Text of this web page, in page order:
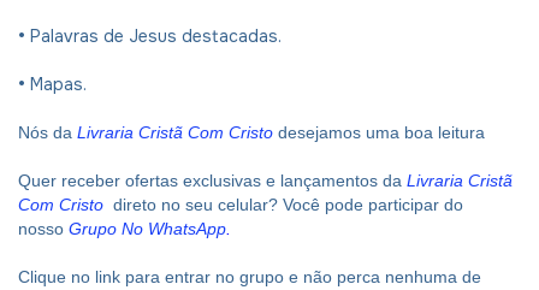
• Palavras de Jesus destacadas.
• Mapas.
Nós da Livraria Cristã Com Cristo desejamos uma boa leitura
Quer receber ofertas exclusivas e lançamentos da Livraria Cristã
Com Cristo direto no seu celular? Você pode participar do
nosso Grupo No WhatsApp
Clique no link para entrar no grupo e não perca nenhuma de